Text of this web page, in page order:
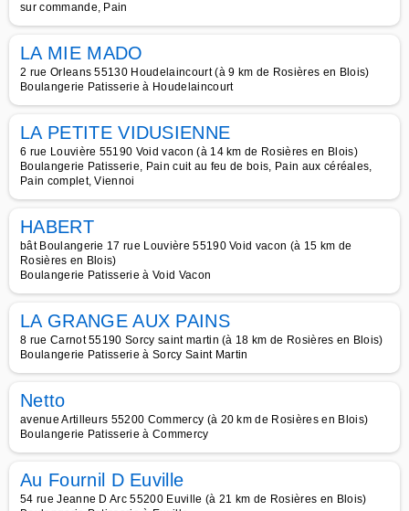
sur commande, Pain
LA MIE MADO
2 rue Orleans 55130 Houdelaincourt (à 9 km de Rosières en Blois)
Boulangerie Patisserie à Houdelaincourt
LA PETITE VIDUSIENNE
6 rue Louvière 55190 Void vacon (à 14 km de Rosières en Blois)
Boulangerie Patisserie, Pain cuit au feu de bois, Pain aux céréales,
Pain complet, Viennoi
HABERT
bât Boulangerie 17 rue Louvière 55190 Void vacon (à 15 km de
Rosières en Blois)
Boulangerie Patisserie à Void Vacon
LA GRANGE AUX PAINS
8 rue Carnot 55190 Sorcy saint martin (à 18 km de Rosières en Blois)
Boulangerie Patisserie à Sorcy Saint Martin
Netto
avenue Artilleurs 55200 Commercy (à 20 km de Rosières en Blois)
Boulangerie Patisserie à Commercy
Au Fournil D Euville
54 rue Jeanne D Arc 55200 Euville (à 21 km de Rosières en Blois)